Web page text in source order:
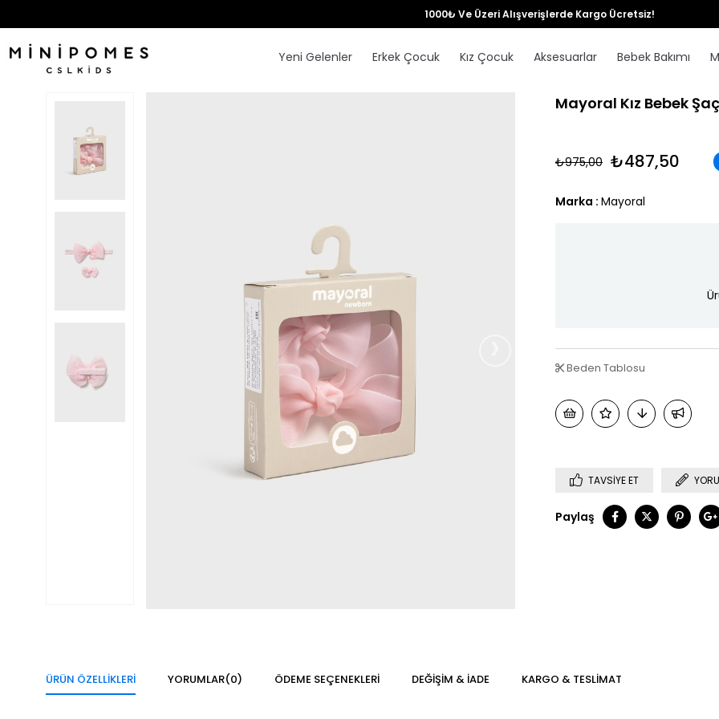
1000₺ Ve Üzeri Alışverişlerde Kargo Ücretsiz!
Yeni Gelenler Erkek Çocuk Kız Çocuk Aksesuarlar Bebek Bakımı
Mayoral Kız Bebek
₺975,00 ₺487,50
Marka : Mayoral
Beden Tablosu
TAVSIYE ET
Paylaş
ÜRÜN ÖZELLIKLERI YORUMLAR(0) ÖDEME SEÇENEKLERI DEĞIŞIM & İADE KARGO & TESLIMAT